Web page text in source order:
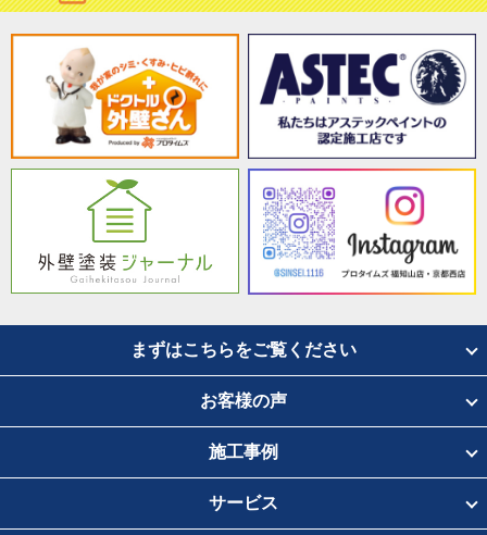
まずはこちらをご覧ください
お客様の声
施工事例
サービス